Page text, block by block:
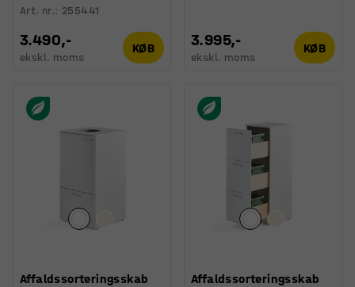
Art. nr.: 255441
3.490,-
ekskl. moms
KØB 3.995,-
ekskl. moms
KØB
Affaldssorteringsskab
Affaldssorteringsskab